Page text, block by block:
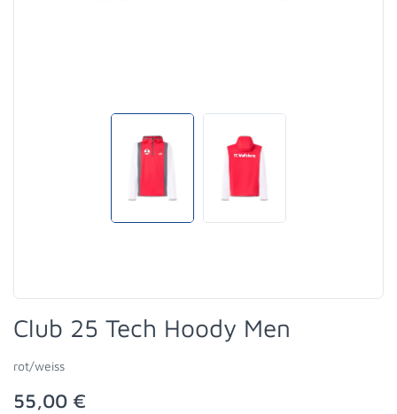
Club 25 Tech Hoody Men
rot/weiss
55,00 €